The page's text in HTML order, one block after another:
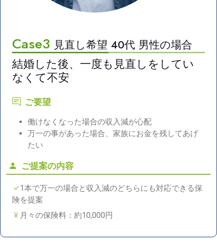
Case3 見直し希望 40代 男性の場合
結婚した後、一度も見直しをしてい
なくて不安
ご要望
働けなくなった場合の収入減が心配
万一の事があった場合、家族にお金を残してあげ
たい
ご提案の内容
1本で万一の場合と収入減のどちらにも対応できる保
険を提案
月々の保険料：約10,000円